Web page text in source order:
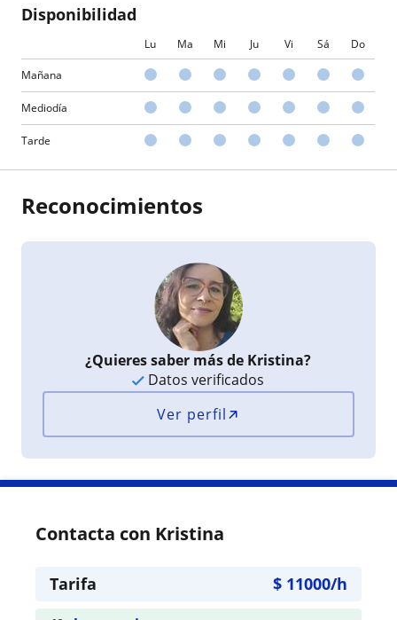
Disponibilidad
Lu Ma Mi Ju Vi Sá Do
Mañana
Mediodía
Tarde
Reconocimientos
¿Quieres saber más de Kristina?
Datos verificados
Ver perfil
Contacta con Kristina
Tarifa $ 11000/h